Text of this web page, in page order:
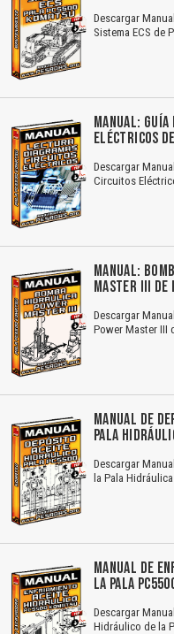
Descargar
Sistema ECS de
MANUAL: GUÍA
ELÉCTRICOS
Descargar
Circuitos
MANUAL:
MASTER III DE
Descargar
Power Master III
MANUAL DE
PALA
Descargar
la Pala Hidráulica
MANUAL DE
LA PALA
Descargar
Hidráulico de la